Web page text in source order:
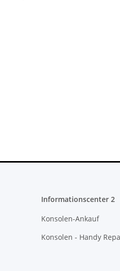
Informationscenter 2
Konsolen-Ankauf
Konsolen - Handy